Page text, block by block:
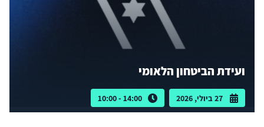
ועידת הביטחון הלאומי
27 ביולי, 2026 14:00 - 10:00